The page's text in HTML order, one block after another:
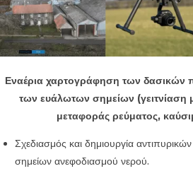
Εναέρια χαρτογράφηση των δασικών
των ευάλωτων σημείων (γειτνίαση
μεταφοράς ρεύματος,
Σχεδιασμός και δημιουργία
σημείων ανεφοδιασμού νερού.